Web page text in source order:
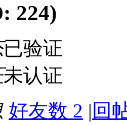
224)
已验证
未认证
好友数 2 | 回